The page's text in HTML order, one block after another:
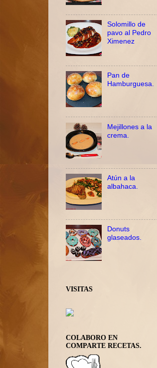
Solomillo de
pavo al Pedro
Ximenez
Pan de
Hamburguesa.
Mejillones a la
crema.
Atún a la
albahaca.
Donuts
glaseados.
VISITAS
COLABORO EN
COMPARTE RECETAS.